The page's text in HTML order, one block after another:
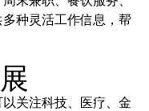
种灵活工作信息，帮
关注科技、医疗、金